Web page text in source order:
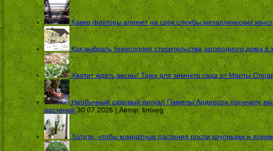
Какие факторы влияют на срок службы металлических
Как выбрать технологию строительства загородного дома в
Хватит ждать весны! Трюк для зимнего сада от Марты
Необычный садовый ритуал Памелы Андерсон поначалу
растений 30.07.2026 | Автор: kmveg
Хотите, чтобы комнатные растения росли крупными и